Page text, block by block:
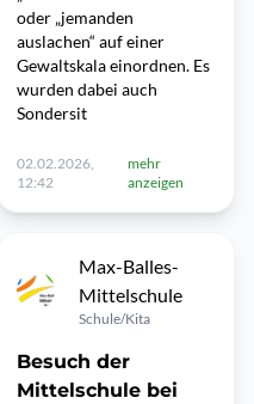
oder „jemanden
auslachen“ auf einer
Gewaltskala einordnen. Es
wurden dabei auch
Sondersit
02.02.2026,
12:42
mehr
anzeigen
Max-Balles-
Mittelschule
Schule/Kita
Besuch der
Mittelschule bei